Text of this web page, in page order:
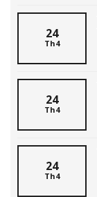
24
Th4
24
Th4
24
Th4